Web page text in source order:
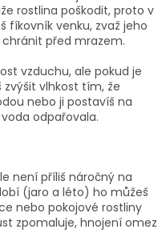
rostlina poškodit, proto v
fíkovník venku, zvaž jeho
před mrazem.
vzduchu, ale pokud je
vlhkost tím, že
nebo ji postavíš na
odpařovala.
není příliš náročný na
(jaro a léto) ho můžeš
nebo pokojové rostliny
zpomaluje, hnojení omez